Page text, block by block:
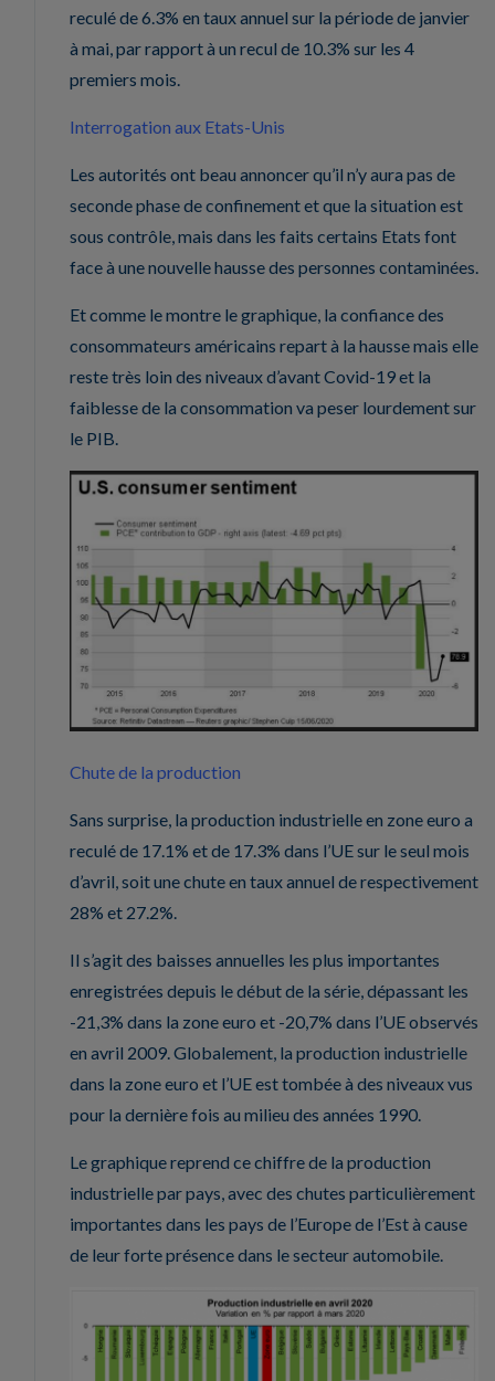
reculé de 6.3% en taux annuel sur la période de janvier
à mai, par rapport à un recul de 10.3% sur les 4
premiers mois.
Interrogation aux Etats-Unis
Les autorités ont beau annoncer qu’il n’y aura pas de
seconde phase de confinement et que la situation est
sous contrôle, mais dans les faits certains Etats font
face à une nouvelle hausse des personnes contaminées.
Et comme le montre le graphique, la confiance des
consommateurs américains repart à la hausse mais elle
reste très loin des niveaux d’avant Covid-19 et la
faiblesse de la consommation va peser lourdement sur
le PIB.
Chute de la production
Sans surprise, la production industrielle en zone euro a
reculé de 17.1% et de 17.3% dans l’UE sur le seul mois
d’avril, soit une chute en taux annuel de respectivement
28% et 27.2%.
Il s’agit des baisses annuelles les plus importantes
enregistrées depuis le début de la série, dépassant les
-21,3% dans la zone euro et -20,7% dans l’UE observés
en avril 2009. Globalement, la production industrielle
dans la zone euro et l’UE est tombée à des niveaux vus
pour la dernière fois au milieu des années 1990.
Le graphique reprend ce chiffre de la production
industrielle par pays, avec des chutes particulièrement
importantes dans les pays de l’Europe de l’Est à cause
de leur forte présence dans le secteur automobile.